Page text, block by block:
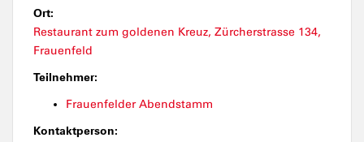
Ort:
Restaurant zum goldenen Kreuz, Zürcherstrasse 134,
Frauenfeld
Teilnehmer:
Frauenfelder Abendstamm
Kontaktperson: